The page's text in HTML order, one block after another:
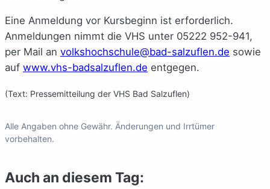
Eine Anmeldung vor Kursbeginn ist erforderlich.
Anmeldungen nimmt die VHS unter 05222 952-941,
per Mail an volkshochschule@bad-salzuflen.de sowie
auf www.vhs-badsalzuflen.de entgegen.
(Text: Pressemitteilung der VHS Bad Salzuflen)
Alle Angaben ohne Gewähr. Änderungen und Irrtümer
vorbehalten.
Auch an diesem Tag: